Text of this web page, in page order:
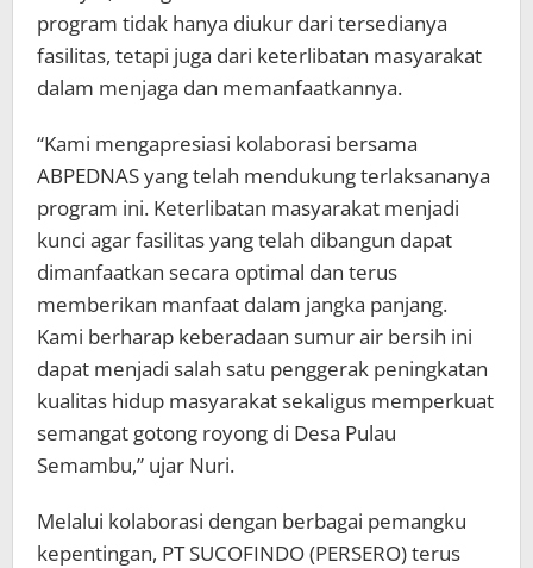
program tidak hanya diukur dari tersedianya
fasilitas, tetapi juga dari keterlibatan masyarakat
dalam menjaga dan memanfaatkannya.
“Kami mengapresiasi kolaborasi bersama
ABPEDNAS yang telah mendukung terlaksananya
program ini. Keterlibatan masyarakat menjadi
kunci agar fasilitas yang telah dibangun dapat
dimanfaatkan secara optimal dan terus
memberikan manfaat dalam jangka panjang.
Kami berharap keberadaan sumur air bersih ini
dapat menjadi salah satu penggerak peningkatan
kualitas hidup masyarakat sekaligus memperkuat
semangat gotong royong di Desa Pulau
Semambu,” ujar Nuri.
Melalui kolaborasi dengan berbagai pemangku
kepentingan, PT SUCOFINDO (PERSERO) terus